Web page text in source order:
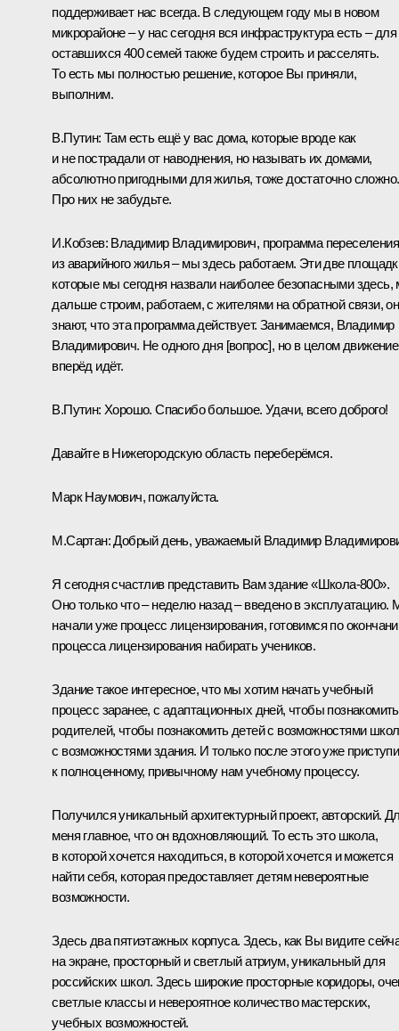
поддерживает нас всегда. В следующем году мы в новом
микрорайоне – у нас сегодня вся инфраструктура есть – для
оставшихся 400 семей также будем строить и расселять.
То есть мы полностью решение, которое Вы приняли,
выполним.
В.Путин: Там есть ещё у вас дома, которые вроде как
и не пострадали от наводнения, но называть их домами,
абсолютно пригодными для жилья, тоже достаточно сложно.
Про них не забудьте.
И.Кобзев: Владимир Владимирович, программа переселения
из аварийного жилья – мы здесь работаем. Эти две
которые мы сегодня назвали наиболее безопасными здесь,
дальше строим, работаем, с жителями на обратной связи,
знают, что эта программа действует. Занимаемся, Владимир
Владимирович. Не одного дня [вопрос], но в целом движение
вперёд идёт.
В.Путин: Хорошо. Спасибо большое. Удачи, всего доброго!
Давайте в Нижегородскую область переберёмся.
Марк Наумович, пожалуйста.
М.Сартан:Добрый день, уважаемый Владимир
Я сегодня счастлив представить Вам здание «Школа-800».
Оно только что – неделю назад – введено в эксплуатацию.
начали уже процесс лицензирования, готовимся по
процесса лицензирования набирать учеников.
Здание такое интересное, что мы хотим начать учебный
процесс заранее, с адаптационных дней, чтобы познакомить
родителей, чтобы познакомить детей с возможностями
с возможностями здания. И только после этого уже
к полноценному, привычному нам учебному процессу.
Получился уникальный архитектурный проект, авторский.
меня главное, что он вдохновляющий. То есть это школа,
в которой хочется находиться, в которой хочется и можется
найти себя, которая предоставляет детям невероятные
возможности.
Здесь два пятиэтажных корпуса. Здесь, как Вы видите
на экране, просторный и светлый атриум, уникальный для
российских школ. Здесь широкие просторные коридоры,
светлые классы и невероятное количество мастерских,
учебных возможностей.